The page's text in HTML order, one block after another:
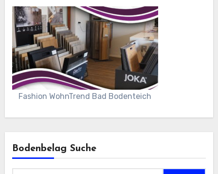
Fashion WohnTrend Bad Bodenteich
Bodenbelag Suche